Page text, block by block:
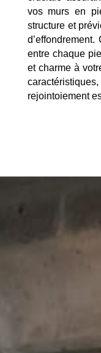
vos murs en
structure et
entre chaque
et charme à
rejointoiement